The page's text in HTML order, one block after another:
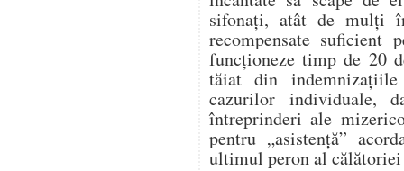
sifonați, atât de mulți
recompensate suficient
funcționeze timp de 20
tăiat din
cazurilor individuale,
întreprinderi ale
pentru „asistență”
ultimul peron al